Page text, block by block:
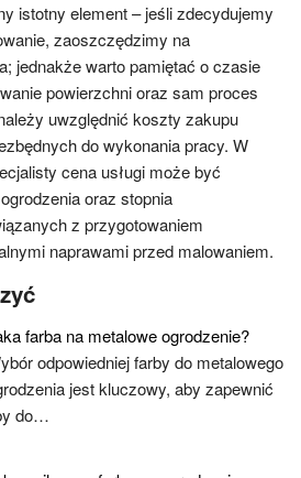
istotny element – jeśli zdecydujemy
zaoszczędzimy na
jednakże warto pamiętać o czasie
powierzchni oraz sam proces
uwzględnić koszty zakupu
do wykonania pracy. W
cena usługi może być
oraz stopnia
z przygotowaniem
naprawami przed malowaniem.
farba na metalowe ogrodzenie?
odpowiedniej farby do metalowego
jest kluczowy, aby zapewnić
do…